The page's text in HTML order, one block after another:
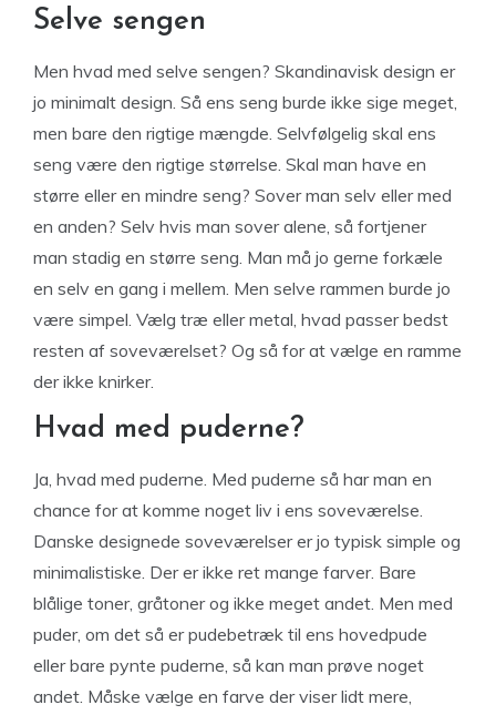
Selve sengen
Men hvad med selve sengen? Skandinavisk design er
jo minimalt design. Så ens seng burde ikke sige meget,
men bare den rigtige mængde. Selvfølgelig skal ens
seng være den rigtige størrelse. Skal man have en
større eller en mindre seng? Sover man selv eller med
en anden? Selv hvis man sover alene, så fortjener
man stadig en større seng. Man må jo gerne forkæle
en selv en gang i mellem. Men selve rammen burde jo
være simpel. Vælg træ eller metal, hvad passer bedst
resten af soveværelset? Og så for at vælge en ramme
der ikke knirker.
Hvad med puderne?
Ja, hvad med puderne. Med puderne så har man en
chance for at komme noget liv i ens soveværelse.
Danske designede soveværelser er jo typisk simple og
minimalistiske. Der er ikke ret mange farver. Bare
blålige toner, gråtoner og ikke meget andet. Men med
puder, om det så er pudebetræk til ens hovedpude
eller bare pynte puderne, så kan man prøve noget
andet. Måske vælge en farve der viser lidt mere,